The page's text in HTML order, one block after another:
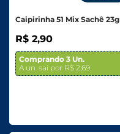
Caipirinha 51 Mix Sachê 23g
R$ 2,90
Comprando 3 Un.
A un. sai por R$ 2,69